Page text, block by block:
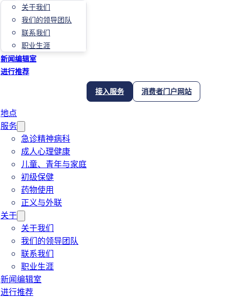
关于我们
我们的领导团队
联系我们
职业生涯
新闻编辑室
进行推荐
地点
服务
急诊精神病科
成人心理健康
儿童、青年与家庭
初级保健
药物使用
正义与外联
关于
关于我们
我们的领导团队
联系我们
职业生涯
新闻编辑室
进行推荐
接入服务 消费者门户网站